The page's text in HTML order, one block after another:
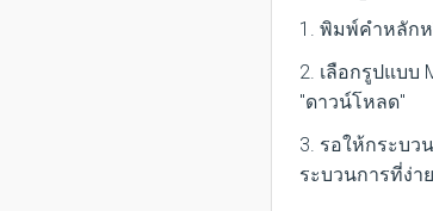
1. พิมพ์คำหลักห
2. เลือกรูปแบบ
"ดาวน์โหลด"
3. รอให้กระบว
ระบวนการที่ง่า